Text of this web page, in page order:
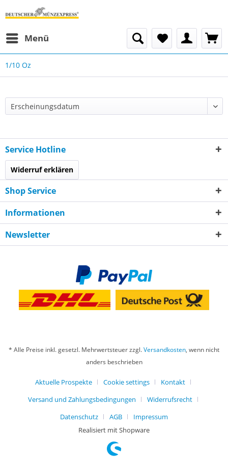
Menü
1/10 Oz
Service Hotline
Widerruf erklären
Shop Service
Informationen
Newsletter
* Alle Preise inkl. gesetzl. Mehrwertsteuer zzgl.Versandkosten, wenn nicht
anders beschrieben
Aktuelle Prospekte Cookie settings
Kontakt
Versand und Zahlungsbedingungen
Widerrufsrecht
Datenschutz
AGB
Impressum
Realisiert mit Shopware